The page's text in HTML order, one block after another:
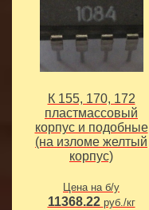
К 155, 170, 172
пластмассовый
корпус и подобные
(на изломе желтый
корпус)
Цена на б/у
11368.22 руб./кг